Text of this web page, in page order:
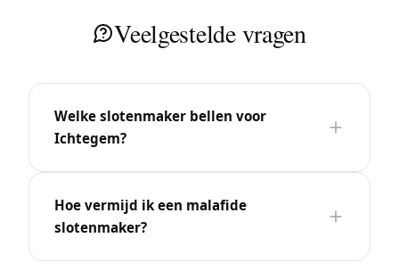
Veelgestelde vragen
Welke slotenmaker bellen voor
Ichtegem?
Hoe vermijd ik een malafide
slotenmaker?